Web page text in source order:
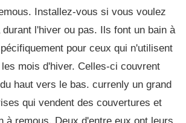
Installez-vous si vous voulez
l'hiver ou pas. Ils font un bain à
pour ceux qui n'utilisent
mois d'hiver. Celles-ci couvrent
haut vers le bas. currenly un grand
qui vendent des couvertures et